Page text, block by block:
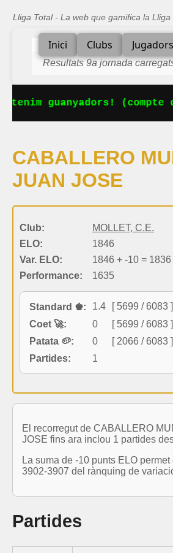
Lliga Total - La web que gamifica la
Inici Clubs Jugadors
Resultats 9a jornada
tenim guanyadors!
CABALLERO
JUAN JOSE
Club:
MOLLET, C.E.
ELO:
1846
Var. ELO:
1846 + -10 = 1836
Performance:
1635
Standard ♚: 1.4
[ 5699 / 6083 ]
Coet 🚀:
0
[ 5699 / 6083 ]
Patata 🥔:
0
[ 2066 / 6083 ]
Partides:
1
El recorregut de CABALLERO
JOSE fins ara inclou 1 partides
La suma de -10 punts ELO
3902-3907 del rànquing de
Partides